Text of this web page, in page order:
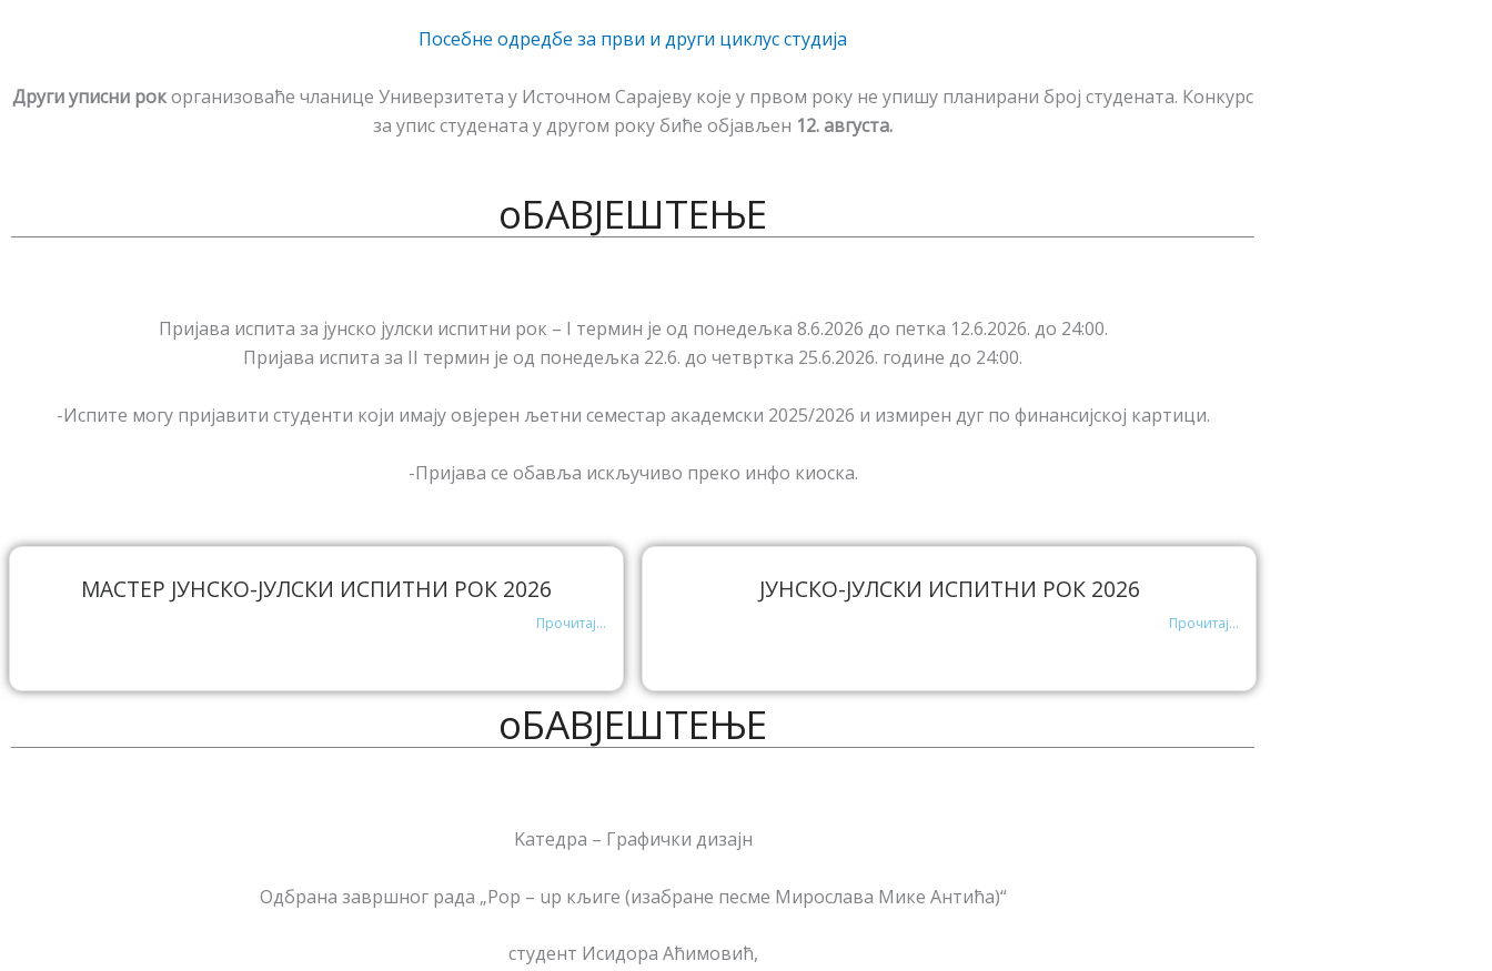
Посебне одредбе за први и други циклус студија
Други уписни рокорганизоваће чланице Универзитета у Источном Сарајеву које у првом року не упишу планирани број студената. Конкурс
за упис студената у другом року биће објављен 12. августа.
oБАВЈЕШТЕЊЕ
Пријава испита за јунско јулски испитни рок – I термин је од понедељка 8.6.2026 до петка 12.6.2026. до 24:00.
Пријава испита за II термин је од понедељка 22.6. до четвртка 25.6.2026. године до 24:00.
-Испите могу пријавити студенти који имају овјерен љетни семестар академски 2025/2026 и измирен дуг по финансијској картици.
-Пријава се обавља искључиво преко инфо киоска.
МАСТЕР ЈУНСКО-ЈУЛСКИ ИСПИТНИ РОК 2026
Прочитај...
ЈУНСКО-ЈУЛСКИ ИСПИТНИ РОК 2026
Прочитај...
oБАВЈЕШТЕЊЕ
Kатедрa – Графички дизајн
Одбрана завршног рада „Pop – up кљиге (изабране песме Мирослава Мике Антића)“
студент Исидора Аћимовић,